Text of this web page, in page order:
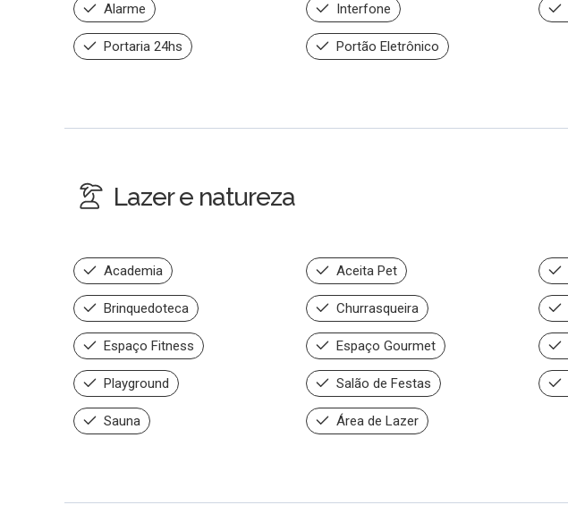
Alarme Interfone
Portaria 24hs Portão Eletrônico
Lazer e natureza
Academia Aceita Pet
Brinquedoteca Churrasqueira
Espaço Fitness Espaço Gourmet
Playground Salão de Festas
Sauna Área de Lazer